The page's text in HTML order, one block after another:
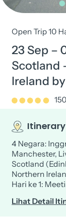
Open Trip 10
23 Sep –
Scotland
Ireland
4 Negara:
Manchester,
Scotland
Northern
Hari ke 1:
Lihat Detail